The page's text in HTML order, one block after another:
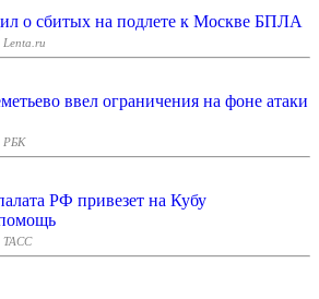
о сбитых на подлете к Москве БПЛА
| Lenta.ru
ввел ограничения на фоне атаки
| РБК
РФ привезет на Кубу
| ТАСС